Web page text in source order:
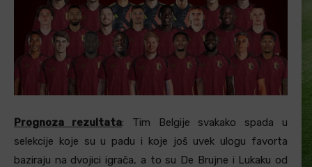
Prognoza rezultata: Tim Belgije svakako spada u
selekcije koje su u padu i koje još uvek ulogu favorta
baziraju na dvojici igrača, a to su De Brujne i Lukaku od